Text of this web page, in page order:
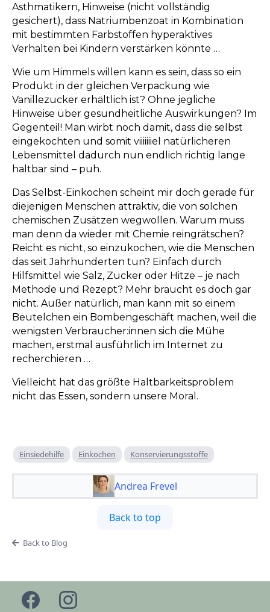
Asthmatikern, Hinweise (nicht vollständig
gesichert), dass Natriumbenzoat in Kombination
mit bestimmten Farbstoffen hyperaktives
Verhalten bei Kindern verstärken könnte …
Wie um Himmels willen kann es sein, dass so ein
Produkt in der gleichen Verpackung wie
Vanillezucker erhältlich ist? Ohne jegliche
Hinweise über gesundheitliche Auswirkungen? Im
Gegenteil! Man wirbt noch damit, dass die selbst
eingekochten und somit viiiiiiiel natürlicheren
Lebensmittel dadurch nun endlich richtig lange
haltbar sind – puh.
Das Selbst-Einkochen scheint mir doch gerade für
diejenigen Menschen attraktiv, die von solchen
chemischen Zusätzen wegwollen. Warum muss
man denn da wieder mit Chemie reingrätschen?
Reicht es nicht, so einzukochen, wie die Menschen
das seit Jahrhunderten tun? Einfach durch
Hilfsmittel wie Salz, Zucker oder Hitze – je nach
Methode und Rezept? Mehr braucht es doch gar
nicht. Außer natürlich, man kann mit so einem
Beutelchen ein Bombengeschäft machen, weil die
wenigsten Verbraucher:innen sich die Mühe
machen, erstmal ausführlich im Internet zu
recherchieren …
Vielleicht hat das größte Haltbarkeitsproblem
nicht das Essen, sondern unsere Moral.
Einsiedehilfe Einkochen Konservierungsstoffe
Andrea Frevel
Back to top
Back to Blog